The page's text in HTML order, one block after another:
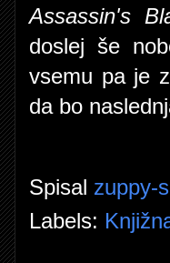
Assassin's
doslej še
vsemu pa je
da bo
Spisal zuppy-
Labels: